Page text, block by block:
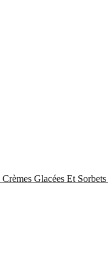
Crèmes Glacées Et Sorbets